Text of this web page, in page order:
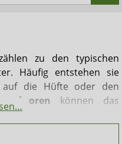
zu den typischen
Häufig entstehen sie
auf die Hüfte oder den
können das
eines Sturzes deutlich
zu vermeiden. Bei